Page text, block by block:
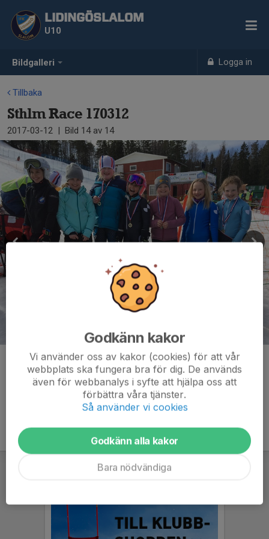
Bildgalleri Logga in
LIDINGÖSLALOM
U10
Tillbaka
Sthlm Race 170312
2017-03-12 | Bild 14av 14
Kommentarer
Godkänn kakor
Vi använder oss av kakor (cookies) för att vår
webbplats ska fungera bra för dig. De används
även för webbanalys i syfte att hjälpa oss att
förbättra våra tjänster.
Så använder vi cookies
Godkänn alla kakor
Bara nödvändiga